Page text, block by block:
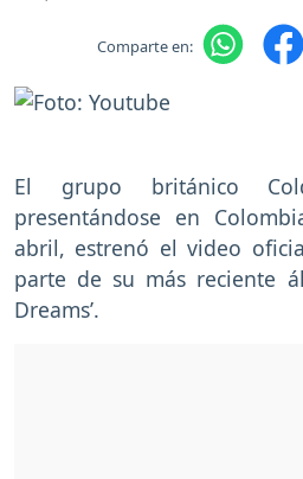
Comparte en:
El grupo británico
presentándose en
abril, estrenó el video
parte de su más reciente
Dreams’.